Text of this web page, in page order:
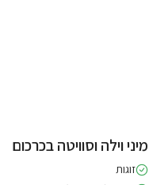
מיני וילה וסוויטה בכרכום
זוגות